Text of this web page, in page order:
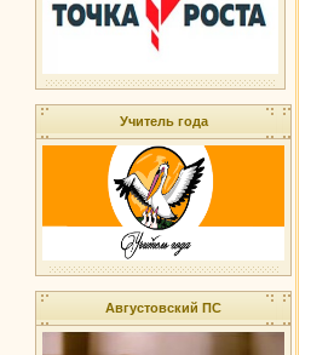
Учитель года
Августовский ПС